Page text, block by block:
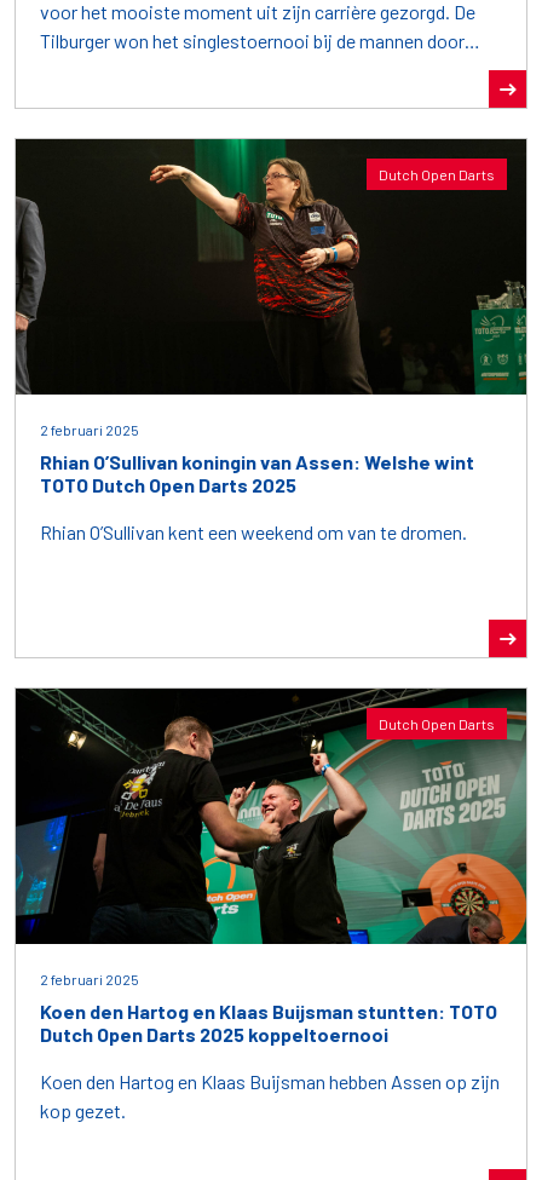
voor het mooiste moment uit zijn carrière gezorgd. De
Tilburger won het singlestoernooi bij de mannen door
Dutch Open Darts
2 februari 2025
Rhian O’Sullivan koningin van Assen: Welshe wint
TOTO Dutch Open Darts 2025
Rhian O’Sullivan kent een weekend om van te dromen.
Dutch Open Darts
2 februari 2025
Koen den Hartog en Klaas Buijsman stuntten: TOTO
Dutch Open Darts 2025 koppeltoernooi
Koen den Hartog en Klaas Buijsman hebben Assen op zijn
kop gezet.